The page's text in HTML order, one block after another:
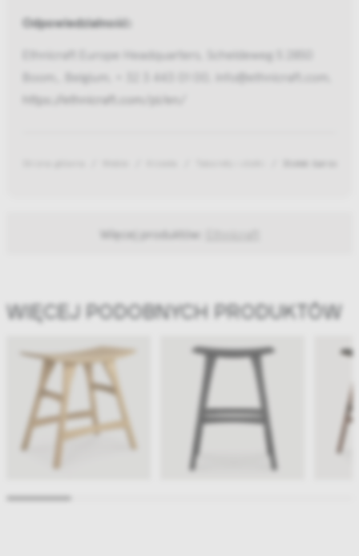
Odpowiedzialność:
Ethnicraft Europe Headquarters, Scheldeweg 5 2850
Boom,, Belgium, + 32 3 443 01 00, info@ethnicraft.com,
https://ethnicraft.com/pl/en/
Stołek barowy
Więcej produktów:
WIĘCEJ PODOBNYCH PRODUKTÓW